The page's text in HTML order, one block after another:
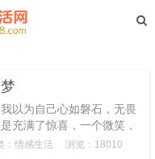
以为自己心如磐石，无畏
充满了惊喜，一个微笑，
定义。我曾想象过江湖的
： 情感生活 浏览：18010